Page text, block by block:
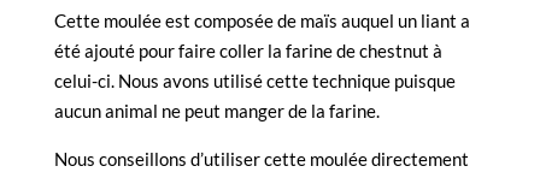
Cette moulée est composée de maïs auquel un liant a
été ajouté pour faire coller la farine de chestnut à
celui-ci. Nous avons utilisé cette technique puisque
aucun animal ne peut manger de la farine.
Nous conseillons d’utiliser cette moulée directement